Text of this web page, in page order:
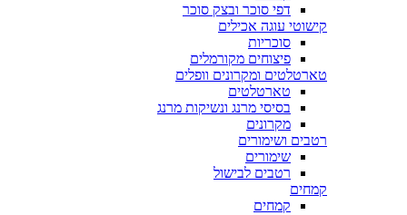
דפי סוכר ובצק סוכר
קישוטי עוגה אכילים
סוכריות
פיצוחים מקורמלים
טארטלטים ומקרונים וופלים
טארטלטים
בסיסי מרנג ונשיקות מרנג
מקרונים
רטבים ושימורים
שימורים
רטבים לבישול
קמחים
קמחים